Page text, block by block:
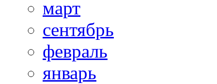
март
сентябрь
февраль
январь